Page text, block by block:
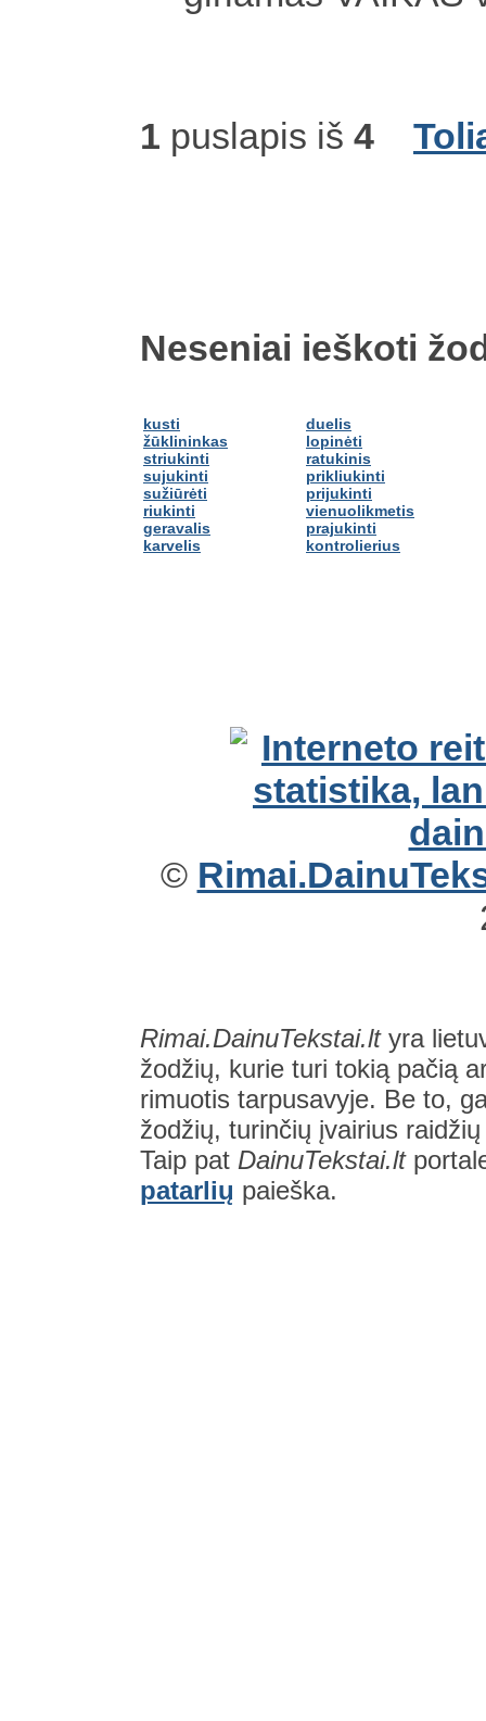
1 puslapis iš 4
Neseniai ieškoti
kusti
žūklininkas
striukinti
sujukinti
sužiūrėti
riukinti
geravalis
karvelis
duelis
lopinėti
ratukinis
prikliukinti
prijukinti
vienuolikmetis
prajukinti
kontrolierius
©
Rimai.DainuTekstai.ltyra
žodžių, kurie turi tokią pačią
rimuotis tarpusavyje. Be to,
žodžių, turinčių įvairius
Taip pat DainuTekstai.lt
patarlių paieška.